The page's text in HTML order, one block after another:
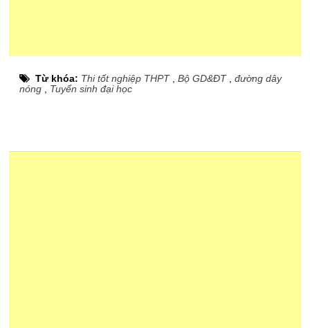
Từ khóa: Thi tốt nghiệp THPT,Bộ GD&ĐT,đường dây
nóng
Tuyển sinh đại học